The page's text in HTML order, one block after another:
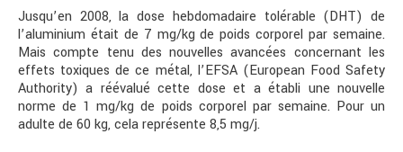
Jusqu’en 2008, la dose hebdomadaire tolérable (DHT) de
l’aluminium était de 7 mg/kg de poids corporel par semaine.
Mais compte tenu des nouvelles avancées concernant les
effets toxiques de ce métal, l’EFSA (European Food Safety
Authority) a réévalué cette dose et a établi une nouvelle
norme de 1 mg/kg de poids corporel par semaine. Pour un
adulte de 60 kg, cela représente 8,5 mg/j.